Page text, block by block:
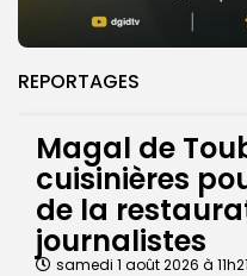
REPORTAGES
Magal de
cuisinières
de la
journalistes
samedi 1 août 2026 à 11h21